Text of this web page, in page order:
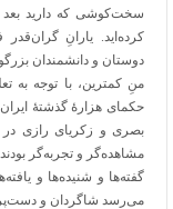
سخت‌کوشی که دارید بعد
کرده‌اید. یارانِ
دوستان و دانشمندان
منِ کمترین، با توجه به
حکمای هزارۀ گذشتۀ
بصری و زکریای رازی
مشاهده‌گر و تجربه‌گر
گفته‌ها و شنیده‌ها و
می‌رسد شاگردان و